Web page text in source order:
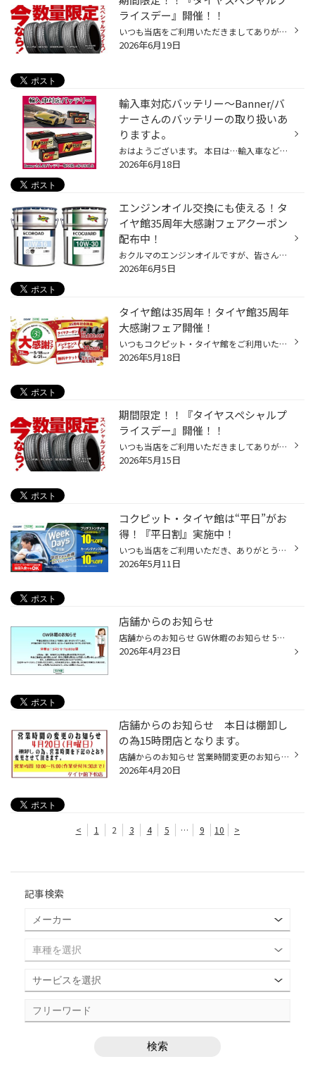
ライスデー』開催！！
いつも当店をご利用いただきましてありがとうございます。 6/19(金)～6/28(日)まで、コクピット・タイヤ館におきまして、 期間限定！ サイズ限定！！ 数量限定！！！ お得にお買い求めいただける、「タイヤスペシャルプライスデー」がスタートします！ お得なタイヤのご紹介！！ ワゴンR、N-BOX、タ...
2026年6月19日
輸入車対応バッテリー〜Banner/バ
ナーさんのバッテリーの取り扱いあ
りますよ。
おはようございます。 本日は…輸入車などに装着されてるBanner/バナーさんのバッテリーの紹介になります。 補足:商品は取り寄せになります。店舗で作業/リセット対応出来ない車種もあります。 クリックしてね→阿部商会さんのホームページ〜Banner/バナー
2026年6月18日
エンジンオイル交換にも使える！タ
イヤ館35周年大感謝フェアクーポン
配布中！
おクルマのエンジンオイルですが、皆さん定期的に交換していらっしゃいますか？ 現在、コクピット・タイヤ館では6/21(日)まで、タイヤ館35周年の大感謝キャンペーンを開催中です。 期間中にエンジンオイルなどのメンテナンス商品が10％OFFになるクーポンやウォッシャー液の 無料補充チケットなど、...
2026年6月5日
タイヤ館は35周年！タイヤ館35周年
大感謝フェア開催！
いつもコクピット・タイヤ館をご利用いただき、誠にありがとうございます！ 多くのお客様に支えられて、タイヤ館は35周年を迎えることが出来ました。 これからもお客様の安全・安心なカーライフを全力でサポートしてまいりますので、 引き続きタイヤ館をよろしくお願いいたします。 35周年を迎えた...
2026年5月18日
期間限定！！『タイヤスペシャルプ
ライスデー』開催！！
いつも当店をご利用いただきましてありがとうございます。 5/15(金)～5/24(日)まで、コクピット・タイヤ館におきまして、 期間限定！ サイズ限定！！ 数量限定！！！ お得にお買い求めいただける、「タイヤスペシャルプライスデー」がスタートします！ お得なタイヤのご紹介！！ ワゴンR、N-BOX、タ...
2026年5月15日
コクピット・タイヤ館は“平日”がお
得！『平日割』実施中！
いつも当店をご利用いただき、ありがとうございます。 コクピット・タイヤ館では、コクピット・タイヤ館アプリ会員の方限定で月曜日から金曜日の間、 タイヤやオイル、バッテリーなどのメンテナンスがお得に交換できる、 『平日割』を実施しております！！ 「平日割」のここがオススメ♪ 平日だと・...
2026年5月11日
店舗からのお知らせ
店舗からのお知らせ GW休暇のお知らせ 5月5日(火曜日) 6日(水曜日) 7日(木曜日) の3日間は店舗定休日になります。
2026年4月23日
店舗からのお知らせ 本日は棚卸し
の為15時閉店となります。
店舗からのお知らせ 営業時間変更のお知らせ 本日4月20日(月曜日) 棚卸しの為、営業時間を下記のとおり変更させていただきます。 営業時間 10:00〜15:00(作業受付14:30まで)
2026年4月20日
< 1 2 3 4 5 … 9 10 >
記事検索